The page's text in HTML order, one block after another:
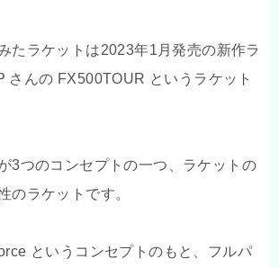
たラケットは2023年1月発売の新作ラ
さんの FX500TOUR というラケット
3つのコンセプトの一つ、ラケットの
のラケットです。
というコンセプトのもと、フルパ